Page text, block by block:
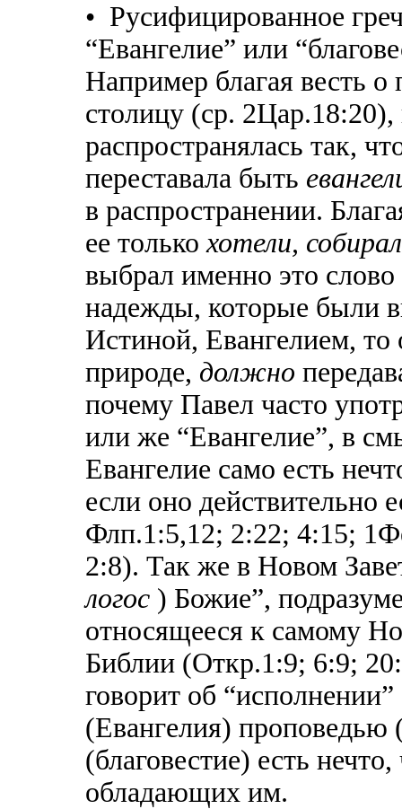
• Русифицированное
“Евангелие” или
Например благая весть
столицу (ср. 2Цар.18:20),
распространялась так,
переставала быть
в распространении.
ее толькохотели,
выбрал именно это
надежды, которые были
Истиной, Евангелием,
природе, должно
почему Павел часто
или же “Евангелие”, в
Евангелие само есть
если оно действительно
Флп.1:5,12; 2:22; 4:15;
2:8). Так же в Новом
логос ) Божие”,
относящееся к самому
Библии (Откр.1:9; 6:9;
говорит об
(Евангелия) проповедью
(благовестие) есть
обладающих им.